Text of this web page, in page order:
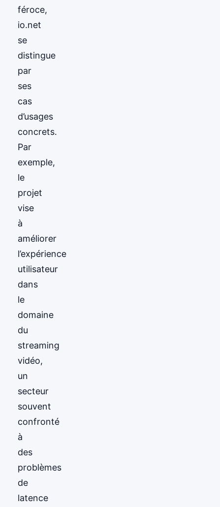
féroce,
io.net
se
distingue
par
ses
cas
d’usages
concrets.
Par
exemple,
le
projet
vise
à
améliorer
l’expérience
utilisateur
dans
le
domaine
du
streaming
vidéo,
un
secteur
souvent
confronté
à
des
problèmes
de
latence